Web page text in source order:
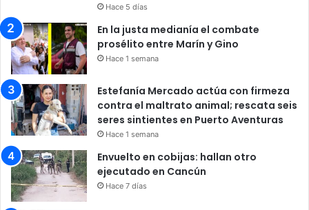
Hace 5 días
En la justa medianía el combate
prosélito entre Marín y Gino
Hace 1 semana
Estefanía Mercado actúa con firmeza
contra el maltrato animal; rescata seis
seres sintientes en Puerto Aventuras
Hace 1 semana
Envuelto en cobijas: hallan otro
ejecutado en Cancún
Hace 7 días